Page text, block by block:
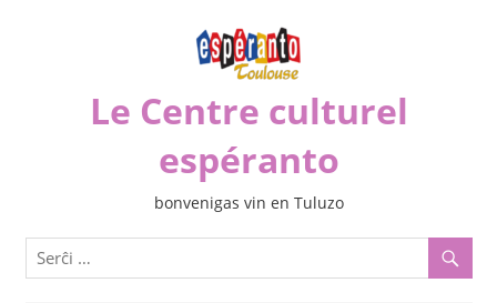
Le Centre culturel
espéranto
bonvenigas vin en Tuluzo